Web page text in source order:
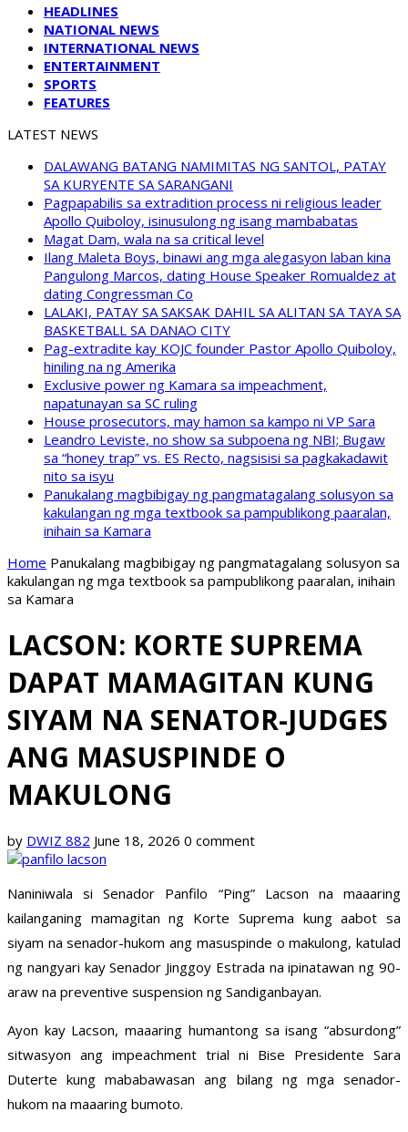
HEADLINES
NATIONAL NEWS
INTERNATIONAL NEWS
ENTERTAINMENT
SPORTS
FEATURES
LATEST NEWS
DALAWANG BATANG NAMIMITAS NG SANTOL, PATAY
SA KURYENTE SA SARANGANI
Pagpapabilis sa extradition process ni religious leader
Apollo Quiboloy, isinusulong ng isang mambabatas
Magat Dam, wala na sa critical level
Ilang Maleta Boys, binawi ang mga alegasyon laban kina
Pangulong Marcos, dating House Speaker Romualdez at
dating Congressman Co
LALAKI, PATAY SA SAKSAK DAHIL SA ALITAN SA TAYA SA
BASKETBALL SA DANAO CITY
Pag-extradite kay KOJC founder Pastor Apollo Quiboloy,
hiniling na ng Amerika
Exclusive power ng Kamara sa impeachment,
napatunayan sa SC ruling
House prosecutors, may hamon sa kampo ni VP Sara
Leandro Leviste, no show sa subpoena ng NBI; Bugaw
sa “honey trap” vs. ES Recto, nagsisisi sa pagkakadawit
nito sa isyu
Panukalang magbibigay ng pangmatagalang solusyon sa
kakulangan ng mga textbook sa pampublikong paaralan,
inihain sa Kamara
Home Panukalang magbibigay ng pangmatagalang solusyon sa
kakulangan ng mga textbook sa pampublikong paaralan, inihain
sa Kamara
LACSON: KORTE SUPREMA
DAPAT MAMAGITAN KUNG
SIYAM NA SENATOR-JUDGES
ANG MASUSPINDE O
MAKULONG
by DWIZ 882 June 18, 2026 0 comment
Naniniwala si Senador Panfilo “Ping” Lacson na maaaring
kailanganing mamagitan ng Korte Suprema kung aabot sa
siyam na senador-hukom ang masuspinde o makulong, katulad
ng nangyari kay Senador Jinggoy Estrada na ipinatawan ng 90-
araw na preventive suspension ng Sandiganbayan.
Ayon kay Lacson, maaaring humantong sa isang “absurdong”
sitwasyon ang impeachment trial ni Bise Presidente Sara
Duterte kung mababawasan ang bilang ng mga senador-
hukom na maaaring bumoto.